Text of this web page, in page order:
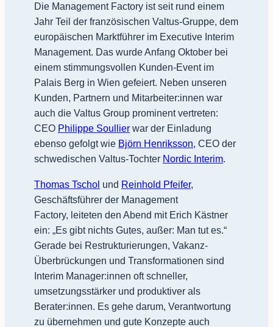
Die Management Factory ist seit rund einem
Jahr Teil der französischen Valtus-Gruppe, dem
europäischen Marktführer im Executive Interim
Management. Das wurde Anfang Oktober bei
einem stimmungsvollen Kunden-Event im
Palais Berg in Wien gefeiert. Neben unseren
Kunden, Partnern und Mitarbeiter:innen war
auch die Valtus Group prominent vertreten:
CEO Philippe Soullier war der Einladung
ebenso gefolgt wie Björn Henriksson, CEO der
schwedischen Valtus-Tochter Nordic Interim.
Thomas Tschol und Reinhold Pfeifer,
Geschäftsführer der Management
Factory, leiteten den Abend mit Erich Kästner
ein: „Es gibt nichts Gutes, außer: Man tut es.“
Gerade bei Restrukturierungen, Vakanz-
Überbrückungen und Transformationen sind
Interim Manager:innen oft schneller,
umsetzungsstärker und produktiver als
Berater:innen. Es gehe darum, Verantwortung
zu übernehmen und gute Konzepte auch